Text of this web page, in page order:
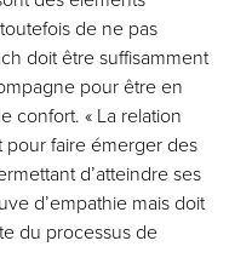
de ne pas
doit être suffisamment
pour être en
confort. « La relation
pour faire émerger des
d’atteindre ses
d’empathie mais doit
du processus de